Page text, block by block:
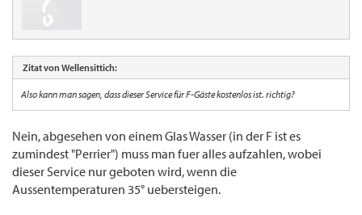
Zitat von Wellensittich:
Also kann man sagen, dass dieser Service für F-Gäste kostenlos ist. richtig?
Nein, abgesehen von einem Glas Wasser (in der F ist es
zumindest "Perrier") muss man fuer alles aufzahlen, wobei
dieser Service nur geboten wird, wenn die
Aussentemperaturen 35° uebersteigen.